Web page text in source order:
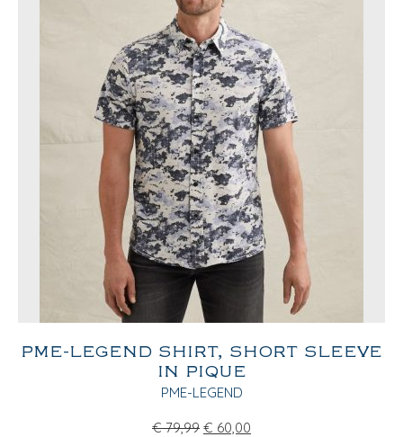
PME-LEGEND SHIRT, SHORT SLEEVE
IN PIQUE
PME-LEGEND
€ 79,99 € 60,00